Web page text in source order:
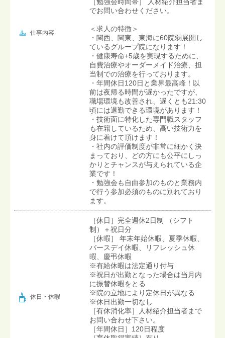
仕事内容
でお問い合わせください。
＜求人の特徴＞
・関西、関東、東海に60院弱展開し
ているグループ院になります！
・健康寿命+5歳を実現するために、
自費治療やオーダーメイド治療、担
当制での治療を行っております。
・年間休日120日と業界最高峰！以
前は夜帰る時間が遅かったですが、
職場環境も改善され、遅くとも21:30
頃には退勤できる環境があります！
・技術面に特化した専門職スタッフ
も在籍しているため、高い技術力を
身に着けて頂けます！
・社内の評価制度が非常に細かく決
まっており、どの方にも公平にしっ
かりとチャンスが与えられている企
業です！
・勉強会も自由参加のものと業務内
で行う参加必須のものに別れており
ます。
休日・休暇
［休日］完全週休2日制 （シフト
制）＋祝日分
［休暇］ 年末年始休暇、夏季休暇、
バースデイ休暇、リフレッシュ休
暇、慶弔休暇
※有給休暇は法定通り付与
※祝日が出勤となった場合は当月内
に振替休暇をとる
※院の立地により定休日が異なる
※休日出勤一切なし
［有休消化率］人材紹介担当者まで
お問い合わせ下さい。
［年間休日］120日程度